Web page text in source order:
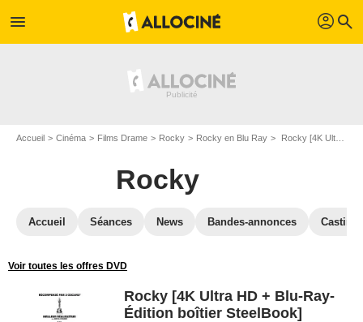
menu profil search
Accueil Cinéma Films Drame Rocky Rocky en Blu Ray Rocky [4K Ultra HD + Blu-Ray-Édition boîtier SteelBook]
Rocky
Accueil Séances News Bandes-annonces Casting
Voir toutes les offres DVD
Rocky [4K Ultra HD + Blu-Ray-
Édition boîtier SteelBook]